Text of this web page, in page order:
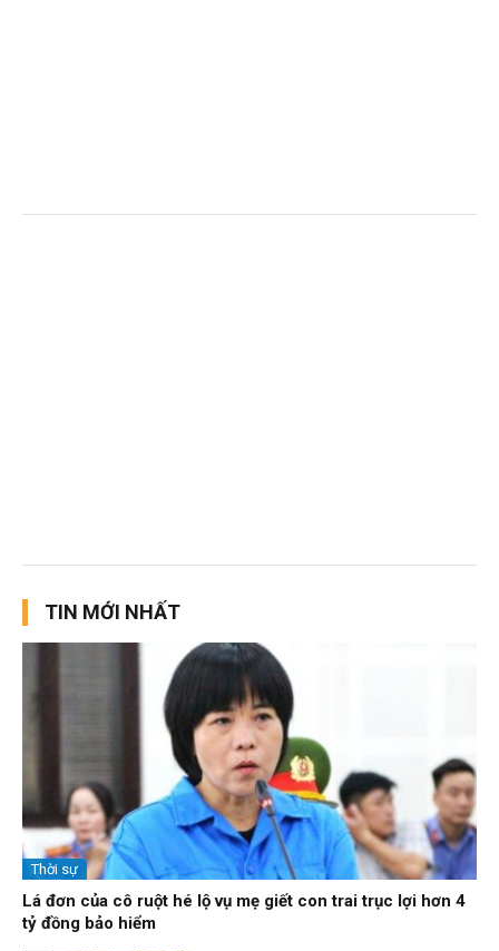
TIN MỚI NHẤT
Thời sự
Lá đơn của cô ruột hé lộ vụ mẹ giết con trai trục lợi hơn 4
tỷ đồng bảo hiểm